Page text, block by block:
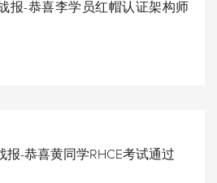
报-恭喜李学员红帽认证架构师
报-恭喜黄同学RHCE考试通过